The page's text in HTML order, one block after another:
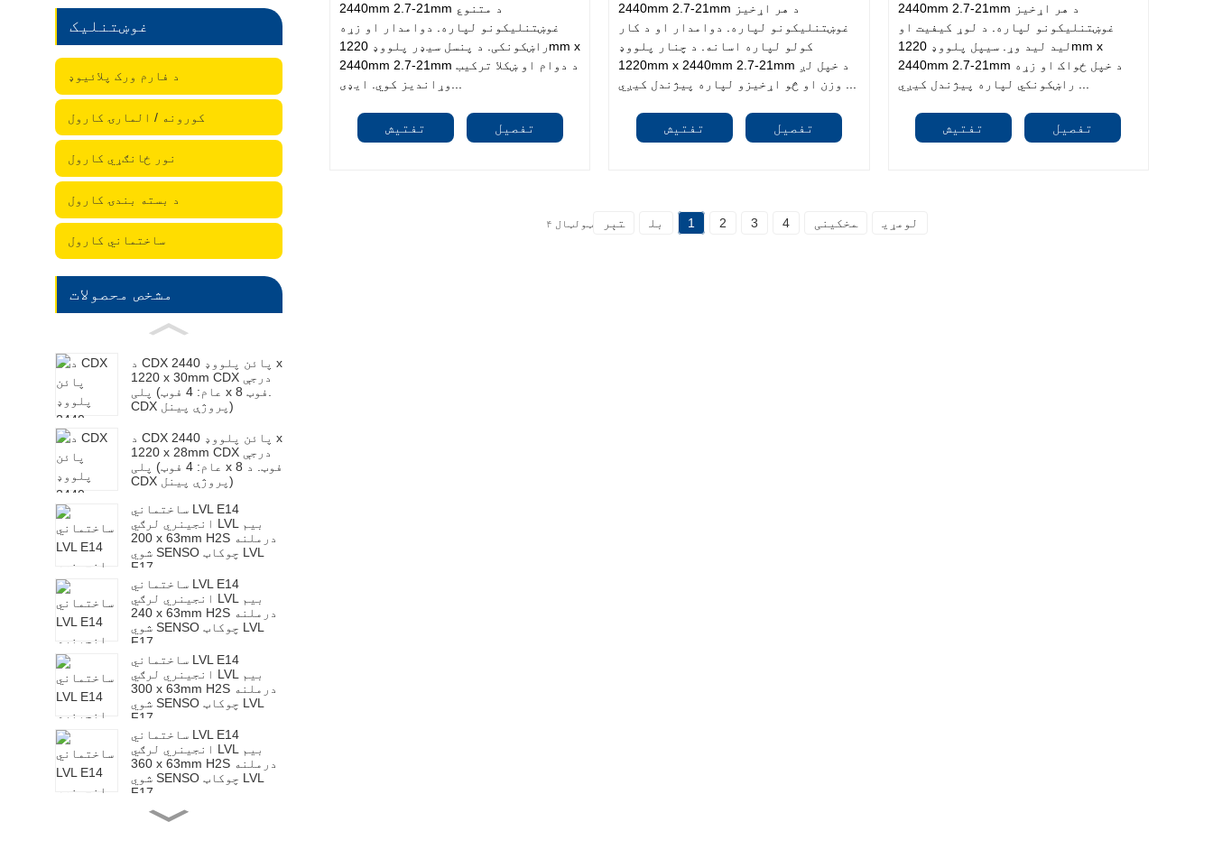
غوښتنلیک
د فارم ورک پلائیوډ
کورونه / المارۍ کارول
نور ځانګړي کارول
د بسته بندۍ کارول
ساختماني کارول
مشخص محصولات
د CDX پائن پلووډ 2440 x
1220 x 30mm CDX درجې
پلی (عام: 4 فوټ x 8 فوټ.
CDX پروژې پینل)
د CDX پائن پلووډ 2440 x
1220 x 28mm CDX درجې
پلی (عام: 4 فوټ x 8 فوټ. د
CDX پروژې پینل)
ساختماني LVL E14
انجینري لرګي LVL بیم
200 x 63mm H2S درملنه
شوي SENSO چوکاټ LVL
F17
ساختماني LVL E14
انجینري لرګي LVL بیم
240 x 63mm H2S درملنه
شوي SENSO چوکاټ LVL
F17
ساختماني LVL E14
انجینري لرګي LVL بیم
300 x 63mm H2S درملنه
شوي SENSO چوکاټ LVL
F17
ساختماني LVL E14
انجینري لرګي LVL بیم
360 x 63mm H2S درملنه
شوي SENSO چوکاټ LVL
F17
ساختماني LVL E14
انجینري لرګي LVL بیم
2440mm 2.7-21mm د متنوع
غوښتنلیکونو لپاره. دوامدار او زړه
راښکونکی. د پنسل سیډر پلووډ 1220mm x
2440mm 2.7-21mm د دوام او ښکلا ترکیب
تفتیش تفصیل
2440mm 2.7-21mm د هر اړخیز
غوښتنلیکونو لپاره. دوامدار او د کار
کولو لپاره اسانه. د چنار پلووډ
1220mm x 2440mm 2.7-21mm د خپل لږ
تفتیش تفصیل
2440mm 2.7-21mm د هر اړخیز
غوښتنلیکونو لپاره. د لوړ کیفیت او
لید لید وړ. سیپل پلووډ 1220mm x
2440mm 2.7-21mm د خپل ځواک او زړه
تفتیش تفصیل
لومړی مخکینی 1 2 3 4 بل تېر ټولټال ۴